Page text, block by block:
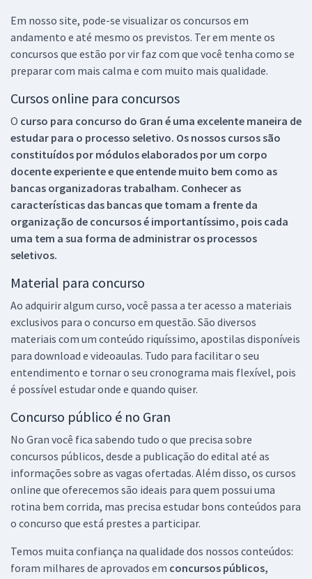
Em nosso site, pode-se visualizar os concursos em
andamento e até mesmo os previstos. Ter em mente os
concursos que estão por vir faz com que você tenha como se
preparar com mais calma e com muito mais qualidade.
Cursos online para concursos
O curso para concurso do Gran é uma excelente maneira de
estudar para o processo seletivo. Os nossos cursos são
constituídos por módulos elaborados por um corpo
docente experiente e que entende muito bem como as
bancas organizadoras trabalham. Conhecer as
características das bancas que tomam a frente da
organização de concursos é importantíssimo, pois cada
uma tem a sua forma de administrar os processos
seletivos.
Material para concurso
Ao adquirir algum curso, você passa a ter acesso a materiais
exclusivos para o concurso em questão. São diversos
materiais com um conteúdo riquíssimo, apostilas disponíveis
para download e videoaulas. Tudo para facilitar o seu
entendimento e tornar o seu cronograma mais flexível, pois
é possível estudar onde e quando quiser.
Concurso público é no Gran
No Gran você fica sabendo tudo o que precisa sobre
concursos públicos, desde a publicação do edital até as
informações sobre as vagas ofertadas. Além disso, os cursos
online que oferecemos são ideais para quem possui uma
rotina bem corrida, mas precisa estudar bons conteúdos para
o concurso que está prestes a participar.
Temos muita confiança na qualidade dos nossos conteúdos:
foram milhares de aprovados em concursos públicos,